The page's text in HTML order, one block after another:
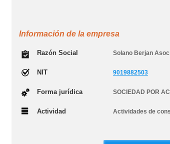
Información de la empresa
Razón Social Solano Berjan
NIT 9019882503
Forma jurídica SOCIEDAD POR
Actividad Actividades de